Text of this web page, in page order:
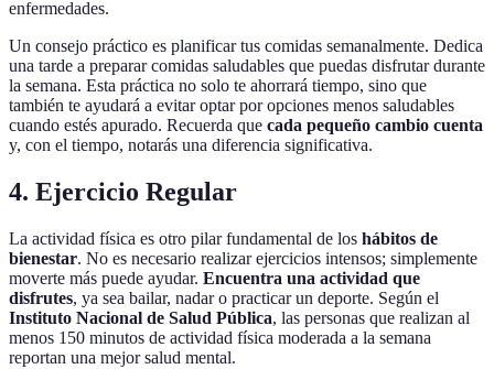
enfermedades.
Un consejo práctico es planificar tus comidas semanalmente. Dedica
una tarde a preparar comidas saludables que puedas disfrutar durante
la semana. Esta práctica no solo te ahorrará tiempo, sino que
también te ayudará a evitar optar por opciones menos saludables
cuando estés apurado. Recuerda que cada pequeño cambio cuenta
y, con el tiempo, notarás una diferencia significativa.
4. Ejercicio Regular
La actividad física es otro pilar fundamental de los hábitos de
bienestar. No es necesario realizar ejercicios intensos; simplemente
moverte más puede ayudar. Encuentra una actividad que
disfrutes, ya sea bailar, nadar o practicar un deporte. Según el
Instituto Nacional de Salud Pública, las personas que realizan al
menos 150 minutos de actividad física moderada a la semana
reportan una mejor salud mental.